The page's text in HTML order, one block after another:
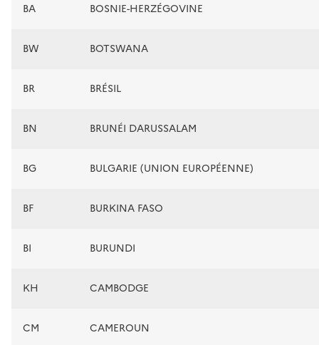
BA BOSNIE-HERZÉGOVINE
BW BOTSWANA
BR BRÉSIL
BN BRUNÉI DARUSSALAM
BG BULGARIE (UNION EUROPÉENNE)
BF BURKINA FASO
BI BURUNDI
KH CAMBODGE
CM CAMEROUN